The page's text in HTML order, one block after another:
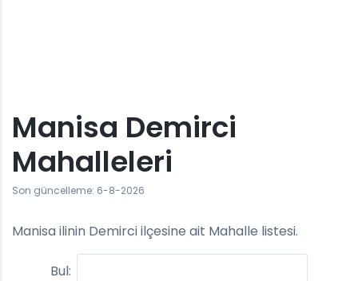
Manisa Demirci
Mahalleleri
Son güncelleme: 6-8-2026
Manisa ilinin Demirci ilçesine ait Mahalle listesi.
Bul: